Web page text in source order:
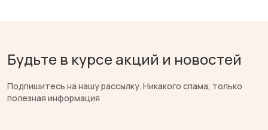
Будьте в курсе акций и новостей
Подпишитесь на нашу рассылку. Никакого спама, только
полезная информация